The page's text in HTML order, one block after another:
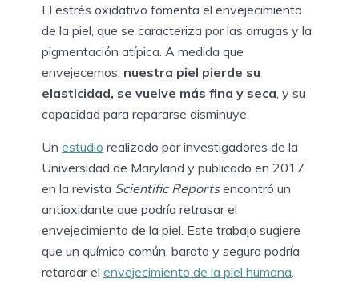
El estrés oxidativo fomenta el envejecimiento
de la piel, que se caracteriza por las arrugas y la
pigmentación atípica. A medida que
envejecemos, nuestra piel pierde su
elasticidad, se vuelve más fina y seca , y su
capacidad para repararse disminuye.
Un estudio realizado por investigadores de la
Universidad de Maryland y publicado en 2017
en la revista Scientific Reportsencontró un
antioxidante que podría retrasar el
envejecimiento de la piel. Este trabajo sugiere
que un químico común, barato y seguro podría
retardar el envejecimiento de la piel humana